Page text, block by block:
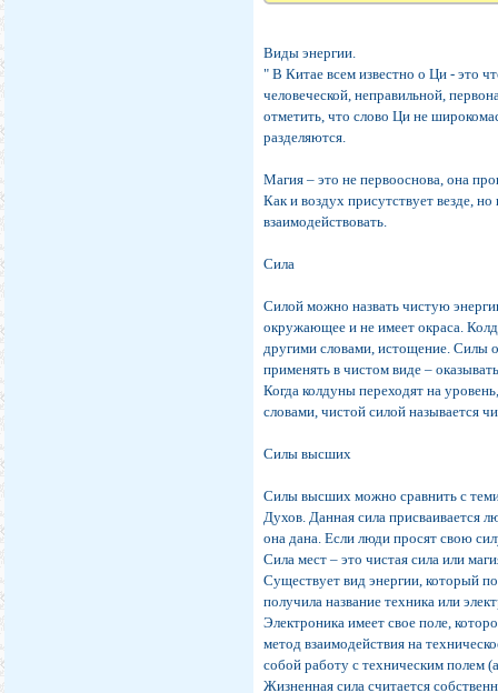
Виды энергии.
" В Китае всем известно о Ци - это
человеческой, неправильной,
отметить, что слово Ци не
разделяются.
Магия – это не первооснова, она
Как и воздух присутствует везде,
взаимодействовать.
Сила
Силой можно назвать чистую
окружающее и не имеет окраса.
другими словами, истощение. Силы
применять в чистом виде –
Когда колдуны переходят на
словами, чистой силой называется
Силы высших
Силы высших можно сравнить с
Духов. Данная сила присваивается
она дана. Если люди просят свою
Сила мест – это чистая сила или
Существует вид энергии, который
получила название техника или
Электроника имеет свое поле,
метод взаимодействия на
собой работу с техническим полем
Жизненная сила считается